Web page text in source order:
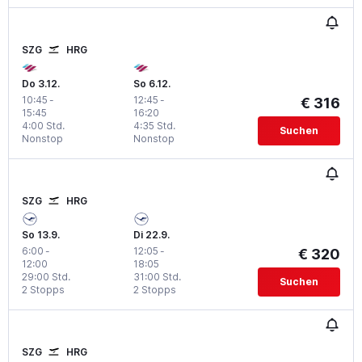
SZG HRG
Do 3.12.
10:45 -
15:45
Nonstop
4:00 Std.
So 6.12.
12:45 -
16:20
Nonstop
4:35 Std.
€ 316
Suchen
SZG HRG
So 13.9.
6:00 -
12:00
2 Stopps
29:00 Std.
Di 22.9.
12:05 -
18:05
2 Stopps
31:00 Std.
€ 320
Suchen
SZG HRG